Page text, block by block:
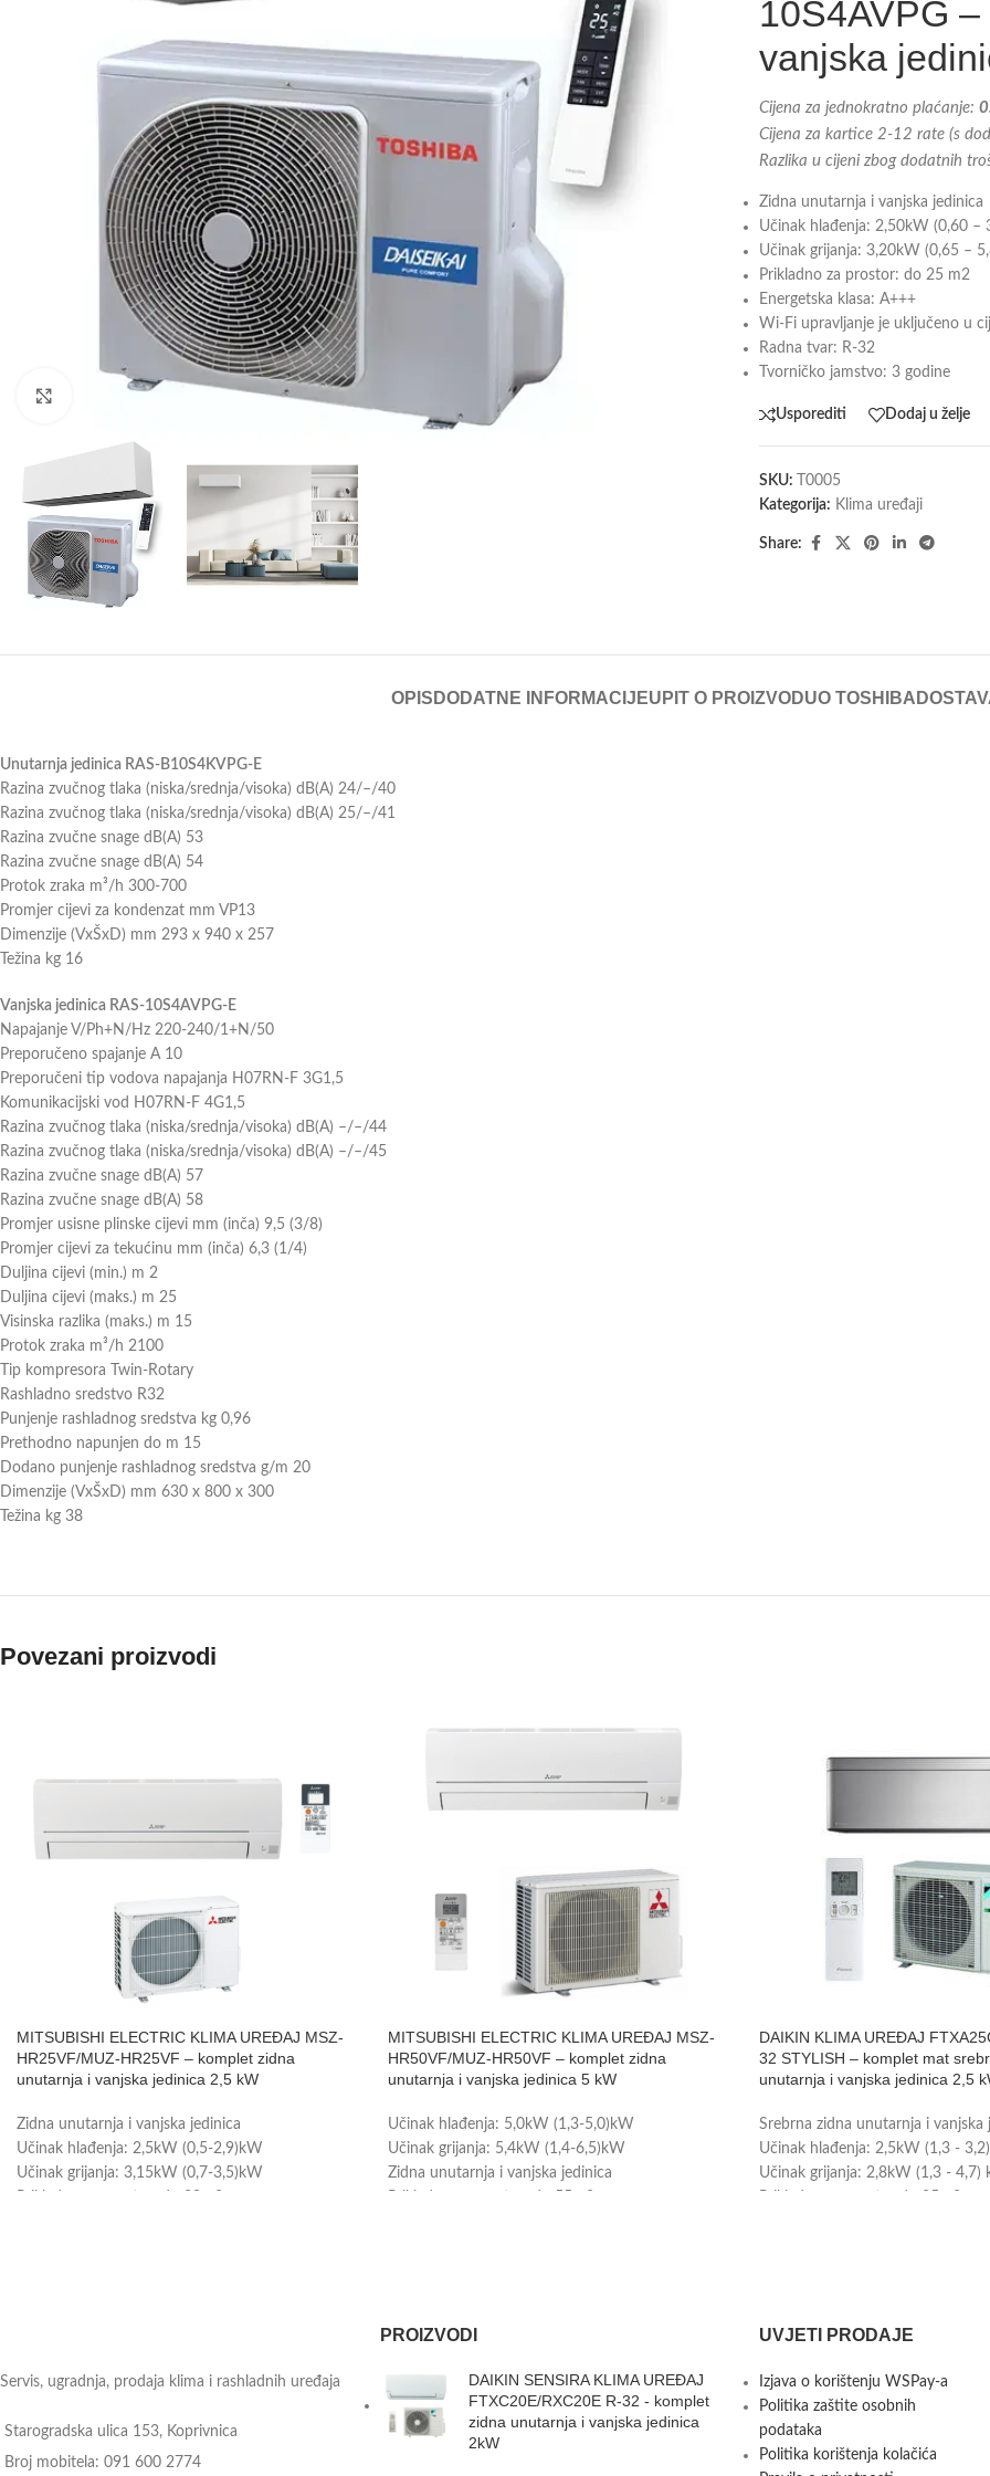
Kliknite za veću sliku
10S4AVPG
vanjska
Cijena za jednokratno plaćanje:
Cijena za kartice 2-12 rate (s
Razlika u cijeni zbog dodatnih
Zidna unutarnja i vanjska jedinica
Učinak hlađenja: 2,50kW (0,60 –
Učinak grijanja: 3,20kW (0,65 –
Prikladno za prostor: do 25 m2
Energetska klasa: A+++
Wi-Fi upravljanje je uključeno u
Radna tvar: R-32
Tvorničko jamstvo: 3 godine
Usporediti Dodaj u želje
SKU:
T0005
Kategorija: Klima uređaji
Share:
OPIS DODATNE INFORMACIJEUPIT O PROIZVODUO TOSHIBA
Unutarnja jedinica RAS-B10S4KVPG-E
Razina zvučnog tlaka (niska/srednja/visoka) dB(A) 24/–/40
Razina zvučnog tlaka (niska/srednja/visoka) dB(A) 25/–/41
Razina zvučne snage dB(A) 53
Razina zvučne snage dB(A) 54
Protok zraka m³/h 300-700
Promjer cijevi za kondenzat mm VP13
Dimenzije (VxŠxD) mm 293 x 940 x 257
Težina kg 16
Vanjska jedinica RAS-10S4AVPG-E
Napajanje V/Ph+N/Hz 220-240/1+N/50
Preporučeno spajanje A 10
Preporučeni tip vodova napajanja H07RN-F 3G1,5
Komunikacijski vod H07RN-F 4G1,5
Razina zvučnog tlaka (niska/srednja/visoka) dB(A) –/–/44
Razina zvučnog tlaka (niska/srednja/visoka) dB(A) –/–/45
Razina zvučne snage dB(A) 57
Razina zvučne snage dB(A) 58
Promjer usisne plinske cijevi mm (inča) 9,5 (3/8)
Promjer cijevi za tekućinu mm (inča) 6,3 (1/4)
Duljina cijevi (min.) m 2
Duljina cijevi (maks.) m 25
Visinska razlika (maks.) m 15
Protok zraka m³/h 2100
Tip kompresora Twin-Rotary
Rashladno sredstvo R32
Punjenje rashladnog sredstva kg 0,96
Prethodno napunjen do m 15
Dodano punjenje rashladnog sredstva g/m 20
Dimenzije (VxŠxD) mm 630 x 800 x 300
Težina kg 38
Povezani proizvodi
MITSUBISHI ELECTRIC KLIMA UREĐAJ MSZ-
HR25VF/MUZ-HR25VF – komplet zidna
unutarnja i vanjska jedinica 2,5 kW
Zidna unutarnja i vanjska jedinica
Učinak hlađenja: 2,5kW (0,5-2,9)kW
Učinak grijanja: 3,15kW (0,7-3,5)kW
MITSUBISHI ELECTRIC KLIMA UREĐAJ MSZ-
HR50VF/MUZ-HR50VF – komplet zidna
unutarnja i vanjska jedinica 5 kW
Učinak hlađenja: 5,0kW (1,3-5,0)kW
Učinak grijanja: 5,4kW (1,4-6,5)kW
Zidna unutarnja i vanjska jedinica
DAIKIN KLIMA UREĐAJ
32 STYLISH – komplet mat
unutarnja i vanjska jedinica 2,5
Srebrna zidna unutarnja i vanjska
Učinak hlađenja: 2,5kW (1,3 -
Učinak grijanja: 2,8kW (1,3 - 4,7)
Servis, ugradnja, prodaja klima i rashladnih uređaja
Starogradska ulica 153, Koprivnica
Broj mobitela: 091 600 2774
PROIZVODI
DAIKIN SENSIRA KLIMA UREĐAJ
FTXC20E/RXC20E R-32 - komplet
zidna unutarnja i vanjska jedinica
2kW
UVJETI PRODAJE
Izjava o korištenju WSPay-a
Politika zaštite osobnih
podataka
Politika korištenja kolačića